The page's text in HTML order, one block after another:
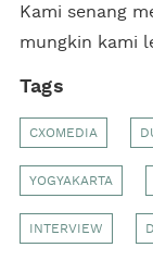
Kami senang
mungkin kami
Tags
CXOMEDIA
YOGYAKARTA
INTERVIEW